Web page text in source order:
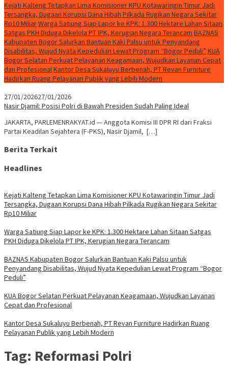
Kejati Kalteng Tetapkan Lima Komisioner KPU Kotawaringin Timur Jadi
Tersangka, Dugaan Korupsi Dana Hibah Pilkada Rugikan Negara Sekitar
Rp10 MiliarWarga Satiung Siap Lapor ke KPK: 1.300 Hektare Lahan Sitaan
Satgas PKH Diduga Dikelola PT IPK, Kerugian Negara Terancam BAZNAS
Kabupaten Bogor Salurkan Bantuan Kaki Palsu untuk Penyandang
Disabilitas, Wujud Nyata Kepedulian Lewat Program “Bogor Peduli” KUA
Bogor Selatan Perkuat Pelayanan Keagamaan, Wujudkan Layanan Cepat
dan ProfesionalKantor Desa Sukaluyu Berbenah, PT Revan Furniture
Hadirkan Ruang Pelayanan Publik yang Lebih Modern
27/01/202627/01/2026
Nasir Djamil: Posisi Polri di Bawah Presiden Sudah Paling Ideal
JAKARTA, PARLEMENRAKYAT.id — Anggota Komisi III DPR RI dari Fraksi
Partai Keadilan Sejahtera (F-PKS), Nasir Djamil, […]
Berita Terkait
Headlines
Kejati Kalteng Tetapkan Lima Komisioner KPU Kotawaringin Timur Jadi
Tersangka, Dugaan Korupsi Dana Hibah Pilkada Rugikan Negara Sekitar
Rp10 Miliar
Warga Satiung Siap Lapor ke KPK: 1.300 Hektare Lahan Sitaan Satgas
PKH Diduga Dikelola PT IPK, Kerugian Negara Terancam
BAZNAS Kabupaten Bogor Salurkan Bantuan Kaki Palsu untuk
Penyandang Disabilitas, Wujud Nyata Kepedulian Lewat Program “Bogor
Peduli”
KUA Bogor Selatan Perkuat Pelayanan Keagamaan, Wujudkan Layanan
Cepat dan Profesional
Kantor Desa Sukaluyu Berbenah, PT Revan Furniture Hadirkan Ruang
Pelayanan Publik yang Lebih Modern
Tag: Reformasi Polri